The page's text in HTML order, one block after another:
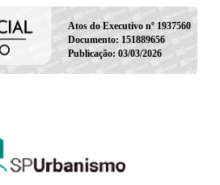
Atos do Executivo nº 1937560
Documento: 151889656
Publicação: 03/03/2026